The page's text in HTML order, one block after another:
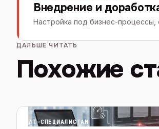
Внедрение и
Настройка под бизнес-
ДАЛЬШЕ ЧИТАТЬ
Похожие
ИТ-СПЕЦИАЛИСТАМ